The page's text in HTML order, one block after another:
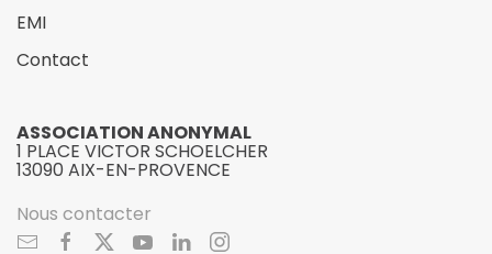
EMI
Contact
ASSOCIATION ANONYMAL
1 PLACE VICTOR SCHOELCHER
13090 AIX-EN-PROVENCE
Nous contacter